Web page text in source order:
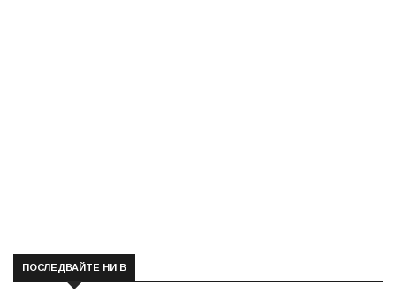
ПОСЛЕДВАЙТЕ НИ В